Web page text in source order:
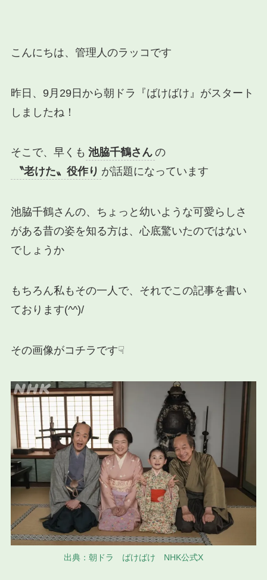
こんにちは、管理人のラッコです
昨日、9月29日から朝ドラ『ばけばけ』がスタート
しましたね！
そこで、早くも 池脇千鶴さん の
〝老けた〟役作り が話題になっています
池脇千鶴さんの、ちょっと幼いような可愛らしさ
がある昔の姿を知る方は、心底驚いたのではない
でしょうか
もちろん私もその一人で、それでこの記事を書い
ております(^^)/
その画像がコチラです☟
出典：朝ドラ ばけばけ NHK公式X